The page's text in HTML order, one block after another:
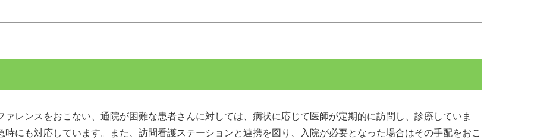
レンスをおこない、通院が困難な患者さんに対しては、病状に応じて医師が定期的に訪問し、診療していま
にも対応しています。また、訪問看護ステーションと連携を図り、入院が必要となった場合はその手配をおこ